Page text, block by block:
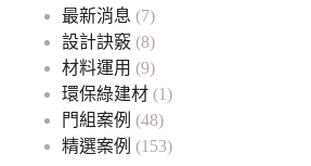
最新消息 (7)
設計訣竅(8)
材料運用 (9)
環保綠建材(1)
門組案例 (48)
精選案例 (153)